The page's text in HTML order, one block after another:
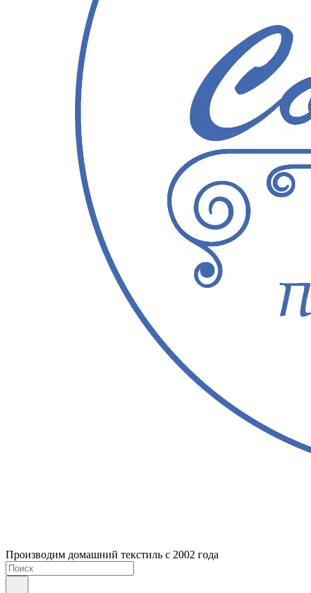
Производим домашний текстиль с 2002 года